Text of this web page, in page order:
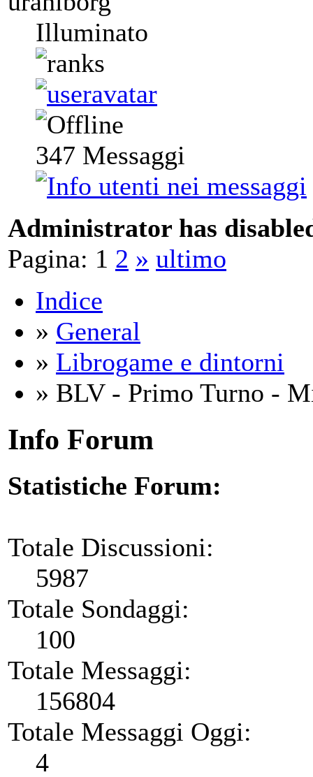
Illuminato
347 Messaggi
Administrator has
Pagina: 1 2 » ultimo
Indice
» General
» Librogame e dintorni
» BLV - Primo Turno -
Info Forum
Statistiche Forum:
Totale Discussioni:
5987
Totale Sondaggi:
100
Totale Messaggi:
156804
Totale Messaggi Oggi:
4